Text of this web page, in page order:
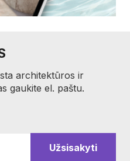
architektūros ir
gaukite el. paštu.